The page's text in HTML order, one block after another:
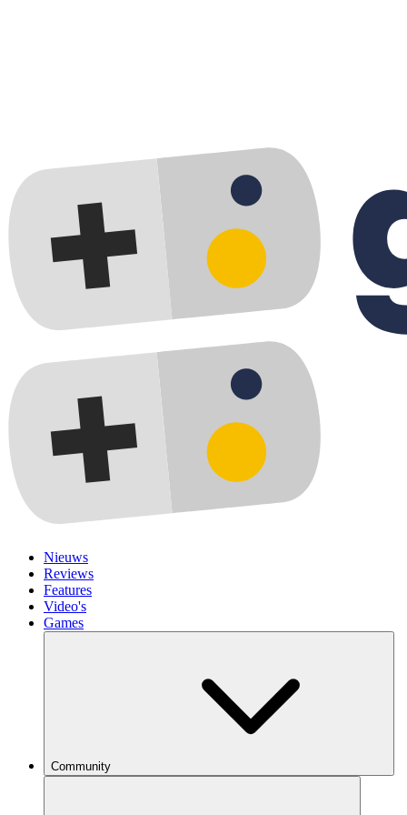
Nieuws
Reviews
Features
Video's
Games
Community